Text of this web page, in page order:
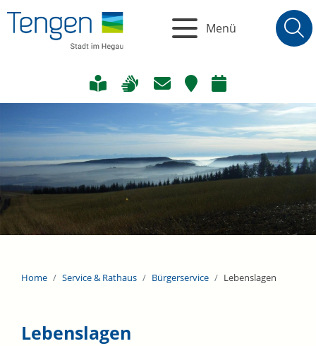
Menü
Home Service & Rathaus Bürgerservice Lebenslagen
Lebenslagen